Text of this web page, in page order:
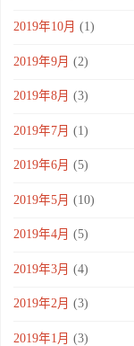
2019年10月 (1)
2019年9月 (2)
2019年8月 (3)
2019年7月 (1)
2019年6月 (5)
2019年5月 (10)
2019年4月 (5)
2019年3月 (4)
2019年2月 (3)
2019年1月 (3)